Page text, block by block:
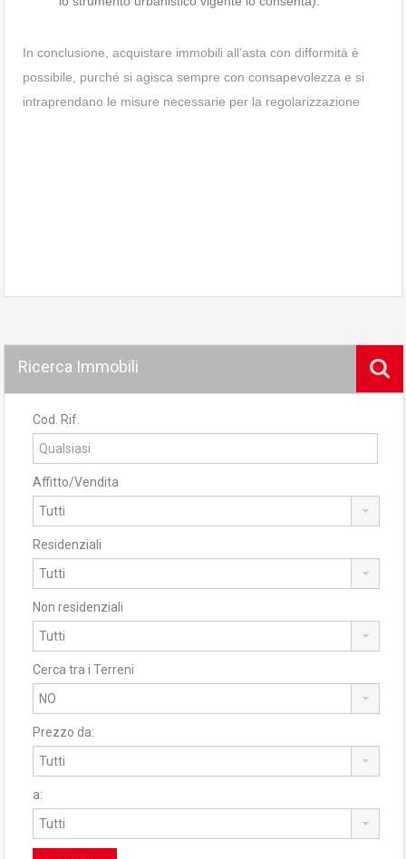
In conclusione, acquistare immobili all’asta con difformità è
possibile, purché si agisca sempre con consapevolezza e si
intraprendano le misure necessarie per la regolarizzazione
Ricerca Immobili
Cod. Rif.
Affitto/Vendita
Residenziali
Non residenziali
Cerca tra i Terreni
Prezzo da:
a: